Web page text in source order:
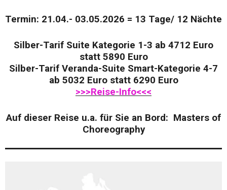
Termin: 21.04.- 03.05.2026 = 13 Tage/ 12 Nächte
Silber-Tarif Suite Kategorie 1-3 ab 4712 Euro
statt 5890 Euro
Silber-Tarif Veranda-Suite Smart-Kategorie 4-7
ab 5032 Euro statt 6290 Euro
>>>Reise-Info<<<
Auf dieser Reise u.a. für Sie an Bord: Masters of
Choreography